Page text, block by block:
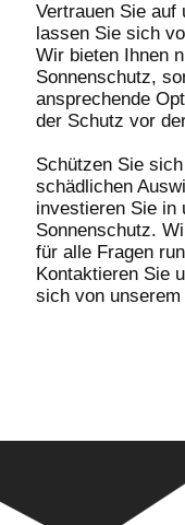
Vertrauen Sie auf
lassen Sie sich
Wir bieten Ihnen
Sonnenschutz,
ansprechende
der Schutz vor
Schützen Sie
schädlichen
investieren Sie in
Sonnenschutz.
für alle Fragen
Kontaktieren Sie
sich von unserem